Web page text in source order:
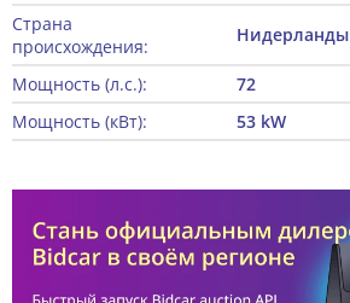
Страна
происхождения:
Нидерланды
Мощность (л.с.):
72
Мощность (кВт):
53 kW